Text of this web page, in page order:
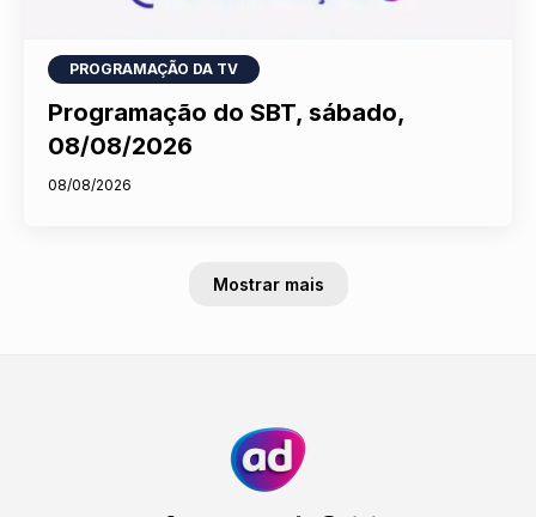
PROGRAMAÇÃO DA TV
Programação do SBT, sábado,
08/08/2026
08/08/2026
Mostrar mais